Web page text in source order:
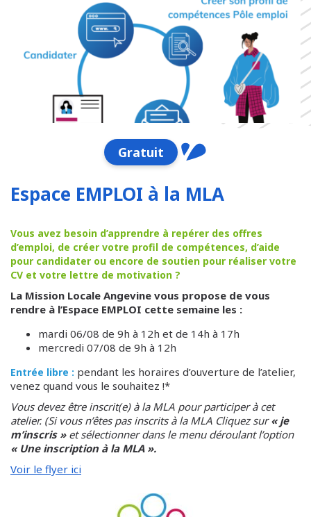
Gratuit
Espace EMPLOI à la MLA
Vous avez besoin d’apprendre à repérer des offres
d’emploi, de créer votre profil de compétences, d’aide
pour candidater ou encore de soutien pour réaliser votre
CV et votre lettre de motivation ?
La Mission Locale Angevine vous propose de vous
rendre à l’Espace EMPLOI cette semaine les :
mardi 06/08 de 9h à 12h et de 14h à 17h
mercredi 07/08 de 9h à 12h
Entrée libre : pendant les horaires d’ouverture de l’atelier,
venez quand vous le souhaitez !*
Vous devez être inscrit(e) à la MLA pour participer à cet
atelier. (Si vous n’êtes pas inscrits à la MLA Cliquez sur« je
m’inscris »et sélectionner dans le menu déroulant l’option
« Une inscription à la MLA ».
Voir le flyer ici